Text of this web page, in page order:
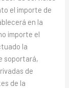
el importe de
en la
importe el
la
soportará,
de
de la